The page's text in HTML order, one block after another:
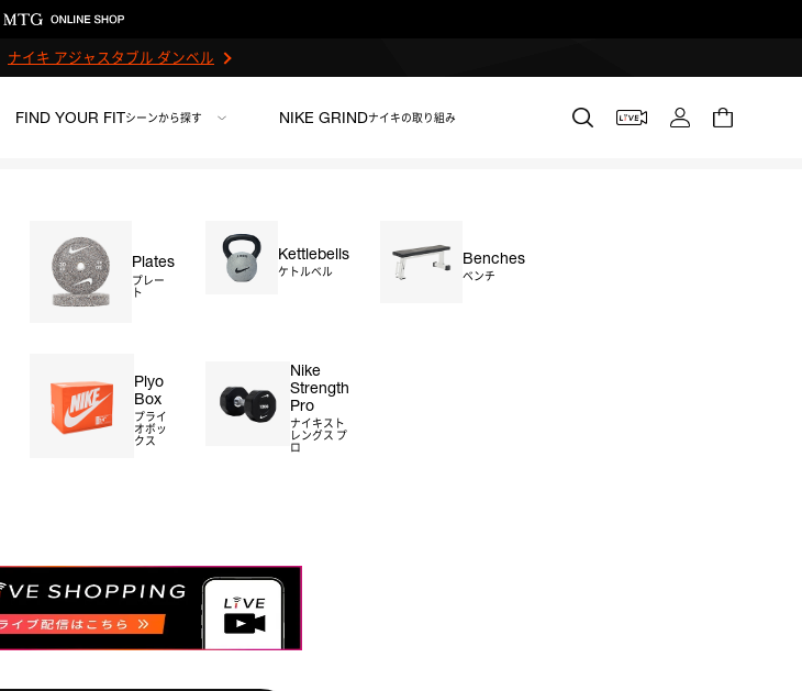
ナイキ アジャスタブル ダンベル
FIND YOUR FITシーンから探す NIKE GRINDナイキの取り組み
Plates
プレー
ト
Kettlebells
ケトルベル
Benches
ベンチ
Plyo
Box
プライ
オボッ
クス
Nike
Strength
Pro
ナイキスト
レングス プ
ロ